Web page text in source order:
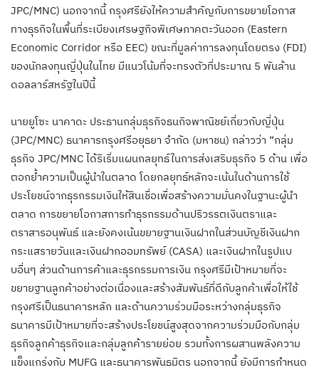
JPC/MNC) นอกจากนี้ กรุงศรียังให้ความสำคัญกับการขยายโอกาส
ทางธุรกิจในพื้นที่ระเบียงเศรษฐกิจพิเศษภาคตะวันออก (Eastern
Economic Corridor หรือ EEC) ขณะที่มูลค่าการลงทุนโดยตรง (FDI)
ของนักลงทุนญี่ปุ่นในไทย มีแนวโน้มที่จะทรงตัวที่ประมาณ 5 พันล้าน
ดอลลาร์สหรัฐในปีนี้
นายยูโซะ นาคาดะ ประธานกลุ่มธุรกิจธนกิจพาณิชย์เกี่ยวกับญี่ปุ่น
(JPC/MNC) ธนาคารกรุงศรีอยุธยา จำกัด (มหาชน) กล่าวว่า “กลุ่ม
ธุรกิจ JPC/MNC ได้ริเริ่มแผนกลยุทธ์ในการส่งเสริมธุรกิจ 5 ด้าน เพื่อ
ตอกย้ำความเป็นผู้นำในตลาด โดยกลยุทธ์หลักจะเน้นในด้านการใช้
ประโยชน์จากธุรกรรมเงินให้สินเชื่อเพื่อสร้างความมั่นคงในฐานะผู้นำ
ตลาด การขยายโอกาสการทำธุรกรรมด้านปริวรรตเงินตราและ
ตราสารอนุพันธ์ และยังคงเน้นขยายฐานเงินฝากในส่วนบัญชีเงินฝาก
กระแสรายวันและเงินฝากออมทรัพย์ (CASA) และเงินฝากในรูปแบ
บอื่นๆ ส่วนด้านการค้าและธุรกรรมการเงิน กรุงศรีมีเป้าหมายที่จะ
ขยายฐานลูกค้าอย่างต่อเนื่องและสร้างสัมพันธ์ที่ดีกับลูกค้าเพื่อให้ใช้
กรุงศรีเป็นธนาคารหลัก และด้านความร่วมมือระหว่างกลุ่มธุรกิจ
ธนาคารมีเป้าหมายที่จะสร้างประโยชน์สูงสุดจากความร่วมมือกับกลุ่ม
ธุรกิจลูกค้าธุรกิจและกลุ่มลูกค้ารายย่อย รวมทั้งการผสานพลังความ
แข็งแกร่งกับ MUFG และธนาคารพันธมิตร นอกจากนี้ ยังมีการกำหนด